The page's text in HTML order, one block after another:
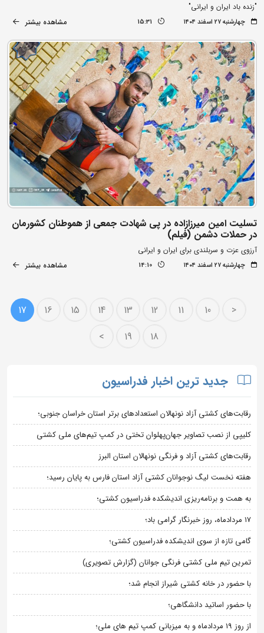
"زنده باد ایران و ایرانی"
چهارشنبه ۲۷ اسفند ۱۴۰۴ 15:31 مشاهده بیشتر
تسلیت امین میرزازاده در پی شهادت جمعی از هموطنان کشورمان
در حملات دشمن (فیلم)
آرزوی عزت و سربلندی برای ایران و ایرانی
چهارشنبه ۲۷ اسفند ۱۴۰۴ 14:10 مشاهده بیشتر
<
10
11
12
13
14
15
16
17
18
19
>
جدید ترین اخبار فدراسیون
رقابت‌های کشتی آزاد نونهالان استعدادهای برتر استان خراسان جنوبی؛
کلیپی از نصب تصاویر جهان‌پهلوان تختی در کمپ تیم‌های ملی کشتی
رقابت‌های کشتی آزاد و فرنگی نونهالان استان البرز
هفته نخست لیگ نوجوانان کشتی آزاد استان فارس به پایان رسید؛
به همت و برنامه‌ریزی اندیشکده فدراسیون کشتی؛
۱۷ مردادماه، روز خبرنگار گرامی باد؛
گامی تازه از سوی اندیشکده فدراسیون کشتی؛
تمرین تیم ملی کشتی فرنگی جوانان (گزارش تصویری)
با حضور در خانه کشتی شیراز انجام شد؛
با حضور اساتید دانشگاهی؛
از روز 19 مردادماه و به میزبانی کمپ تیم های ملی؛